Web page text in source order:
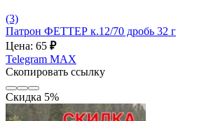
(3)
Патрон ФЕТТЕР к.12/70 дробь 32 г
Цена: 65 ₽
Telegram MAX
Скопировать ссылку
Скидка 5%